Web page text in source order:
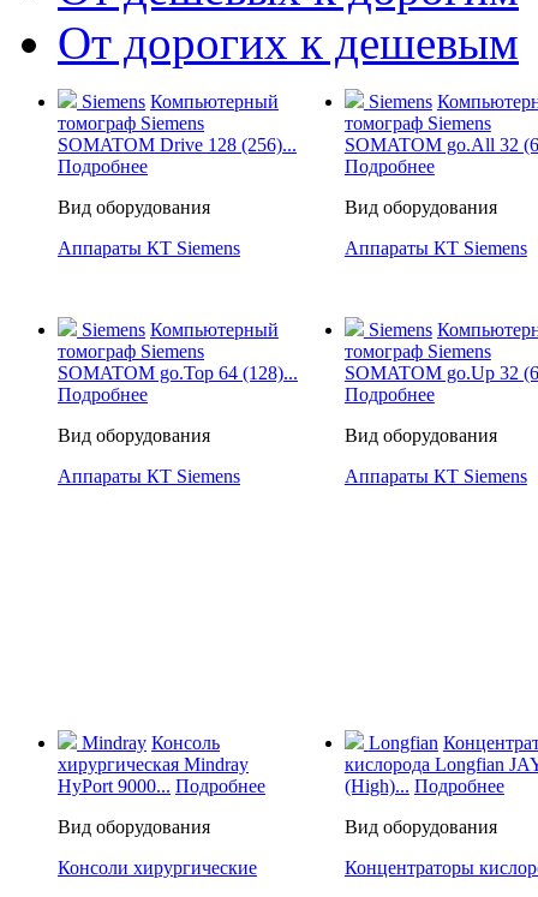
От дорогих к дешевым
Siemens Компьютерный
томограф Siemens
SOMATOM Drive 128 (256)...
Подробнее
Вид оборудования
Аппараты КТ Siemens
Siemens
томограф Siemens
SOMATOM go.All 32
Подробнее
Вид оборудования
Аппараты КТ Siemens
Siemens Компьютерный
томограф Siemens
SOMATOM go.Top 64 (128)...
Подробнее
Вид оборудования
Аппараты КТ Siemens
Siemens
томограф Siemens
SOMATOM go.Up 32
Подробнее
Вид оборудования
Аппараты КТ Siemens
Mindray Консоль
хирургическая Mindray
HyPort 9000... Подробнее
Вид оборудования
Консоли хирургические
Longfian
кислорода Longfian
(High)... Подробнее
Вид оборудования
Концентраторы